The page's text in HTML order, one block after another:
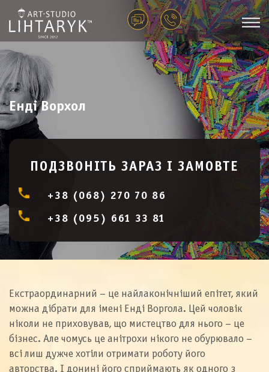
Енді Ворхол
ПОДЗВОНІТЬ ЗАРАЗ І ЗАМОВТЕ
+38 (068) 270 70 86
+38 (095) 661 33 81
Екстраординарний – це найлаконічніший епітет, який
можна дібрати для імені Енді Воргола. Цей чоловік
ніколи не приховував, що мистецтво для нього – це
бізнес. Але чомусь це анітрохи нікого не обурювало –
всі лиш дужче хотіли отримати роботу його
авторства. І донині його сприймають як одного з